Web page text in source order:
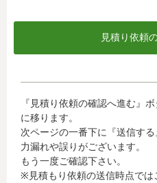
d) 個人情報の第三者提供につ
当社がお客様から収集した
行会社が行う不正利用検知・
されているカード発行会社
名、電話番号、email アドレ
に関する情報等)
お客様が利用されているカ
『見積り依頼の確認へ進む』
に移ります。
次ページの一番下に『送信す
力漏れや誤りがございます。
もう一度ご確認下さい。
※見積もり依頼の送信時点では